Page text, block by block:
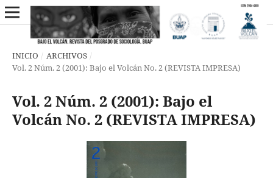
INICIO / ARCHIVOS /
Vol. 2 Núm. 2 (2001): Bajo el Volcán No. 2 (REVISTA IMPRESA)
Vol. 2 Núm. 2 (2001): Bajo el
Volcán No. 2 (REVISTA IMPRESA)